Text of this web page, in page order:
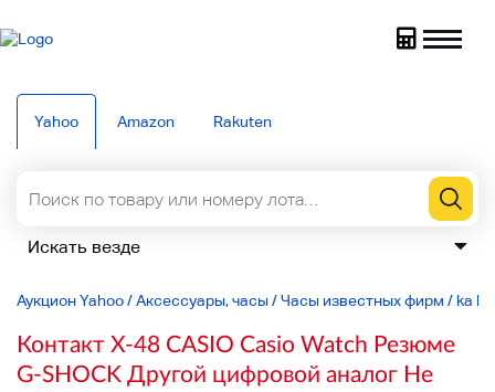
Yahoo Amazon Rakuten
Аукцион Yahoo/Аксессуары, часы/Часы известных фирм / ka
Контакт X-48 CASIO Casio Watch Резюме
G-SHOCK Другой цифровой аналог Не